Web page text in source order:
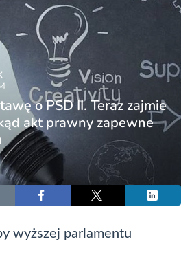
o PSD II. Teraz zajmie
akt prawny zapewne
wyższej parlamentu